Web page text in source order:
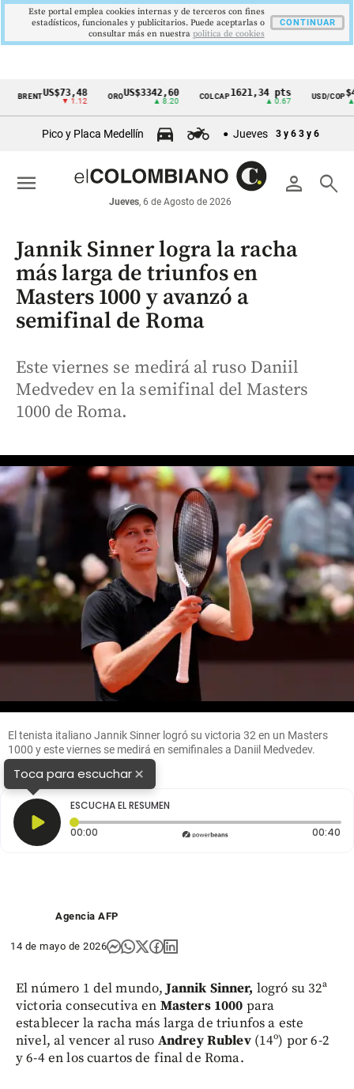
Cintillo
económicos
Colombia
US$73,48
▼ 1.12
ORO US$3342,60 COLCAP1621,34 pts USD/COP$4178
▲ 0.42
Pico y Placa Medellín Jueves 3 y 6 3 y 6
person search
Jueves, 6 de Agosto de 2026
menu
Jannik Sinner logra la racha
más larga de triunfos en
Masters 1000 y avanzó a
semifinal de Roma
Este viernes se medirá al ruso Daniil
Medvedev en la semifinal del Masters
1000 de Roma.
El tenista italiano Jannik Sinner logró su victoria 32 en un Masters
1000 y este viernes se medirá en semifinales a Daniil Medvedev.
FOTO GETTY
Toca para escuchar×
ESCUCHA EL RESUMEN
00:00 Tiempo transcurrido: 0 segundos 00:40
Agencia AFP
14 de mayo de 2026
El número 1 del mundo,Jannik Sinner, logró su 32ª
victoria consecutiva en Masters 1000 para
establecer la racha más larga de triunfos a este
nivel, al vencer al ruso Andrey Rublev (14º) por 6-2
y 6-4 en los cuartos de final de Roma.
Este portal emplea cookies internas y de terceros con fines
estadísticos, funcionales y publicitarios. Puede aceptarlas o
consultar más en nuestra politica de cookies
CONTINUAR